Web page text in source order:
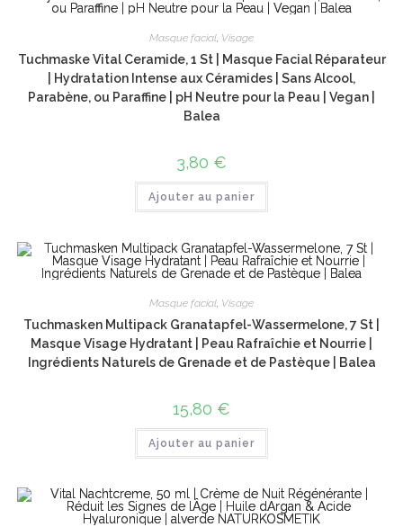
Masque facial, Visage
Tuchmaske Vital Ceramide, 1 St | Masque Facial Réparateur
| Hydratation Intense aux Céramides | Sans Alcool,
Parabène, ou Paraffine | pH Neutre pour la Peau | Vegan |
Balea
3,80 €
Ajouter au panier
Masque facial Visage
Tuchmasken Multipack Granatapfel-Wassermelone, 7 St |
Masque Visage Hydratant | Peau Rafraîchie et Nourrie |
Ingrédients Naturels de Grenade et de Pastèque | Balea
15,80 €
Ajouter au panier